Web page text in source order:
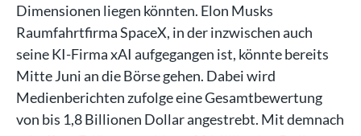
Dimensionen liegen könnten. Elon Musks
Raumfahrtfirma SpaceX, in der inzwischen auch
seine KI-Firma xAI aufgegangen ist, könnte bereits
Mitte Juni an die Börse gehen. Dabei wird
Medienberichten zufolge eine Gesamtbewertung
von bis 1,8 Billionen Dollar angestrebt. Mit demnach